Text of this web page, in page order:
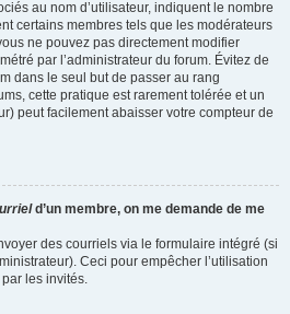
au nom d’utilisateur, indiquent le nombre
certains membres tels que les modérateurs
ne pouvez pas directement modifier
par l’administrateur du forum. Évitez de
dans le seul but de passer au rang
cette pratique est rarement tolérée et un
peut facilement abaisser votre compteur de
d’un membre, on me demande de me
des courriels via le formulaire intégré (si
Ceci pour empêcher l’utilisation
les invités.